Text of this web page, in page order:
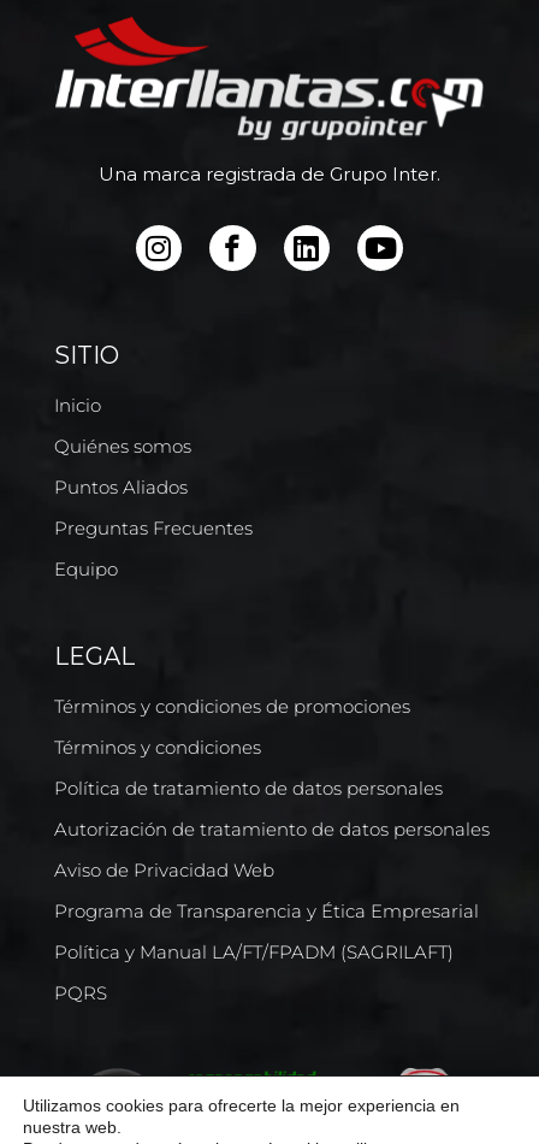
Una marca registrada de Grupo Inter.
SITIO
Inicio
Quiénes somos
Puntos Aliados
Preguntas Frecuentes
Equipo
LEGAL
Términos y condiciones de promociones
Términos y condiciones
Política de tratamiento de datos personales
Autorización de tratamiento de datos personales
Aviso de Privacidad Web
Programa de Transparencia y Ética Empresarial
Política y Manual LA/FT/FPADM (SAGRILAFT)
PQRS
Utilizamos cookies para ofrecerte la mejor experiencia en
nuestra web.